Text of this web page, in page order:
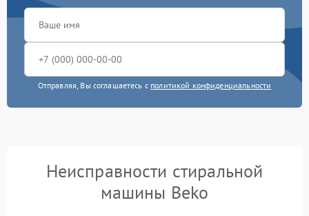
Отправляя, Вы соглашаетесь с политикой конфиденциальности
Неисправности стиральной
машины Beko